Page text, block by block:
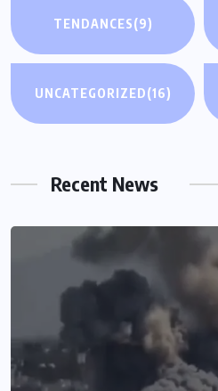
TENDANCES(9)
UNCATEGORIZED(16)
Recent News